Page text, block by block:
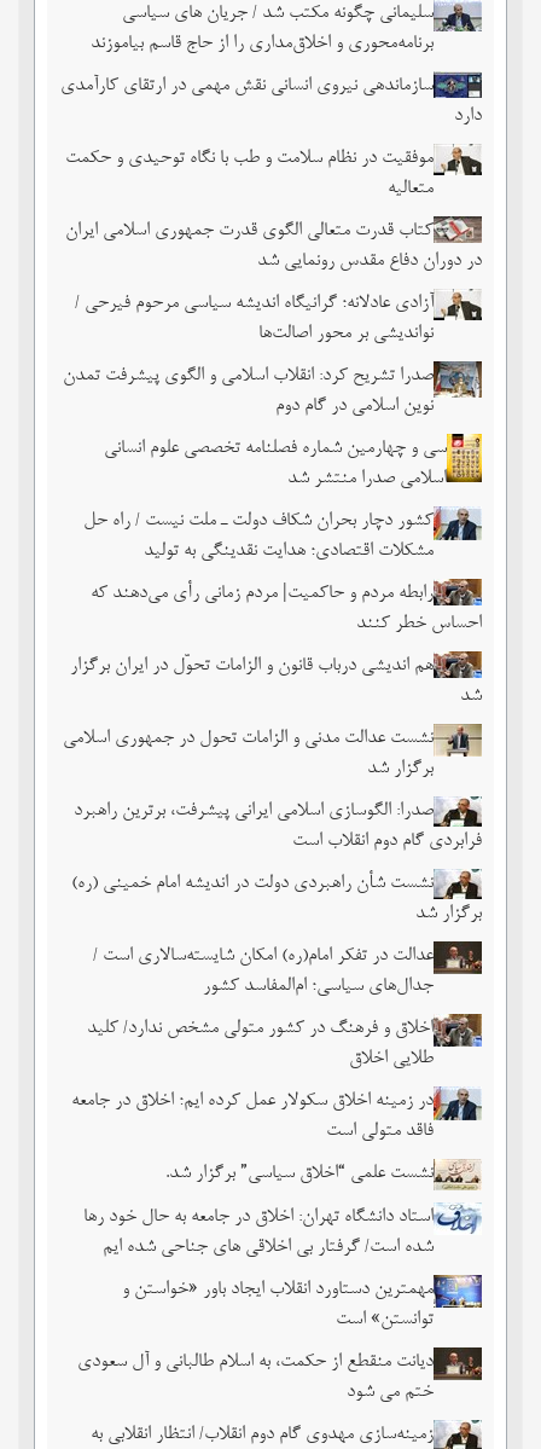
سلیمانی چگونه مکتب شد / جریان های سیاسی
برنامه‌محوری و اخلاق‌مداری را از حاج قاسم بیاموزند
سازماندهی نیروی انسانی نقش مهمی در ارتقای کارآمدی
دارد
موفقیت در نظام سلامت و طب با نگاه توحیدی و حکمت
متعالیه
کتاب قدرت متعالی الگوی قدرت جمهوری اسلامی ایران
در دوران دفاع مقدس رونمایی شد
آزادی عادلانه؛ گرانیگاه اندیشه سیاسی مرحوم فیرحی /
نواندیشی بر محور اصالت‌ها
صدرا تشریح کرد: انقلاب اسلامی و الگوی پیشرفت تمدن
نوین اسلامی در گام دوم
سی و چهارمین شماره فصلنامه تخصصی علوم انسانی
اسلامی صدرا منتشر شد
کشور دچار بحران شکاف دولت ـ ملت نیست / راه حل
مشکلات اقتصادی؛ هدایت نقدینگی به تولید
رابطه مردم و حاکمیت| مردم زمانی رأی می‌دهند که
احساس خطر ‌کنند
هم اندیشی درباب قانون و الزامات تحوّل در ایران برگزار
شد
نشست عدالت مدنی و الزامات تحول در جمهوری اسلامی
برگزار شد
صدرا: الگوسازی اسلامی ایرانی پیشرفت، برترین راهبرد
فرابردی گام دوم انقلاب است
نشست شأن راهبردی دولت در اندیشه امام خمینی (ره)
برگزار شد
عدالت در تفکر امام(ره) امکان شایسته‌سالاری است /
جدال‌های سیاسی؛ ام‌المفاسد کشور
اخلاق و فرهنگ در کشور متولی مشخص ندارد/ کلید
طلایی اخلاق
در زمینه اخلاق سکولار عمل کرده ایم؛ اخلاق در جامعه
فاقد متولی است
نشست علمی “اخلاق سیاسی” برگزار شد.
استاد دانشگاه تهران: اخلاق در جامعه به حال خود رها
شده است/ گرفتار بی اخلاقی های جناحی شده ایم
مهمترین دستاورد انقلاب ایجاد باور «خواستن و
توانستن» است
دیانت منقطع از حکمت، به اسلام طالبانی و آل سعودی
ختم می شود
زمینه‌سازی مهدوی گام دوم انقلاب/ انتظار انقلابی به